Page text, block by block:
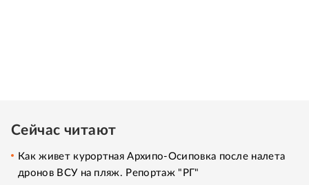
Сейчас читают
Как живет курортная Архипо-Осиповка после налета
дронов ВСУ на пляж. Репортаж "РГ"